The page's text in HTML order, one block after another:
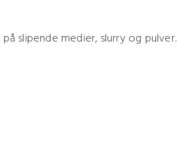
slipende medier, slurry og pulver.